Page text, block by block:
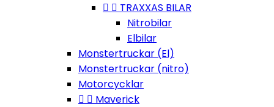
  TRAXXAS BILAR
Nitrobilar
Elbilar
Monstertruckar (El)
Monstertruckar (nitro)
Motorcycklar
  Maverick